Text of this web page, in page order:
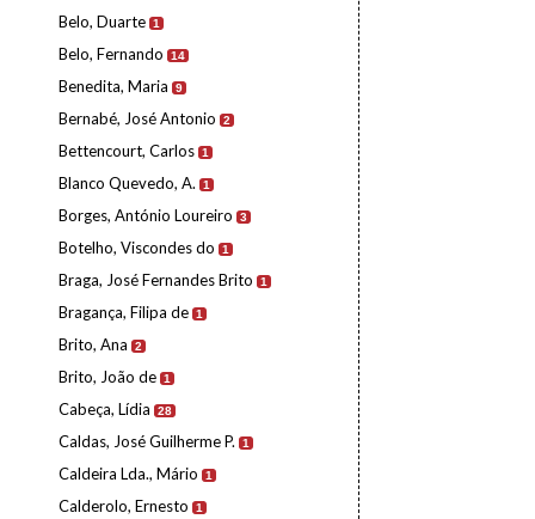
Belo, Duarte 1
Belo, Fernando 14
Benedita, Maria 9
Bernabé, José Antonio 2
Bettencourt, Carlos 1
Blanco Quevedo, A. 1
Borges, António Loureiro 3
Botelho, Viscondes do 1
Braga, José Fernandes Brito 1
Bragança, Filipa de 1
Brito, Ana 2
Brito, João de 1
Cabeça, Lídia 28
Caldas, José Guilherme P. 1
Caldeira Lda., Mário 1
Calderolo, Ernesto 1